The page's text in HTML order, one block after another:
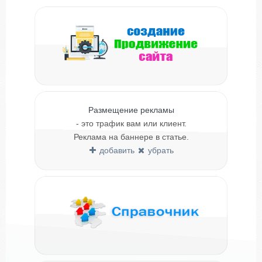
Размещение рекламы
- это трафик вам или клиент.
Реклама на баннере в статье.
добавить
убрать